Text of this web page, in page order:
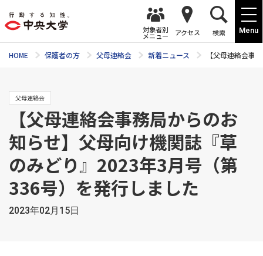
Menu
対象者別
メニュー アクセス 検索
HOME 保護者の方 父母連絡会 新着ニュース 【父母連絡会事
父母連絡会
【父母連絡会事務局からのお
知らせ】父母向け機関誌『草
のみどり』2023年3月号（第
336号）を発行しました
2023年02月15日